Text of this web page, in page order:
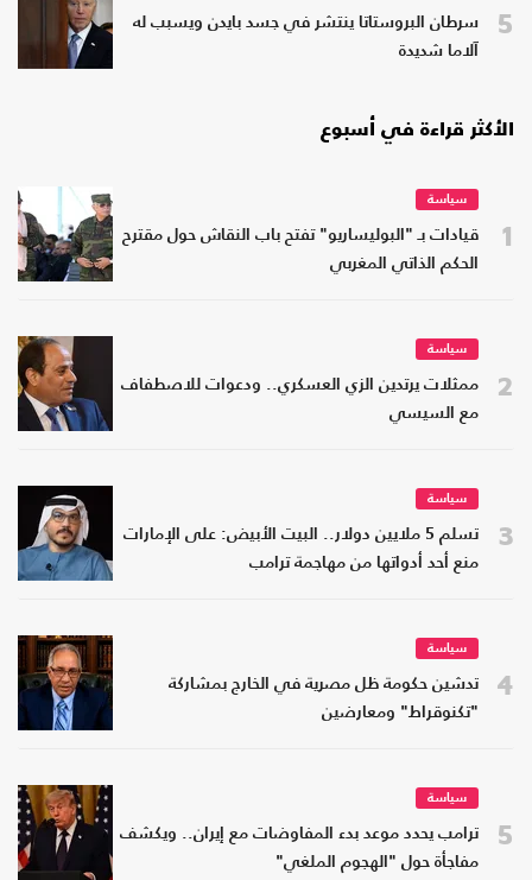
5
سرطان البروستاتا ينتشر في جسد بايدن ويسبب له
آلاما شديدة
الأكثر قراءة في أسبوع
1
سياسة
قيادات بـ "البوليساريو" تفتح باب النقاش حول مقترح
الحكم الذاتي المغربي
2
سياسة
ممثلات يرتدين الزي العسكري.. ودعوات للاصطفاف
مع السيسي
3
سياسة
تسلم 5 ملايين دولار.. البيت الأبيض: على الإمارات
منع أحد أدواتها من مهاجمة ترامب
4
سياسة
تدشين حكومة ظل مصرية في الخارج بمشاركة
"تكنوقراط" ومعارضين
5
سياسة
ترامب يحدد موعد بدء المفاوضات مع إيران.. ويكشف
مفاجأة حول "الهجوم الملغي"